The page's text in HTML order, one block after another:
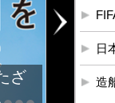
ざ
日
造